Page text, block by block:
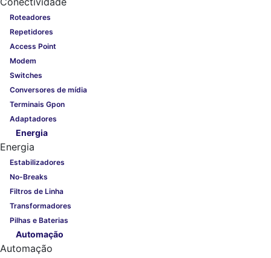
Roteadores
Repetidores
Access Point
Modem
Switches
Conversores de mídia
Terminais Gpon
Adaptadores
Energia
Energia
Estabilizadores
No-Breaks
Filtros de Linha
Transformadores
Pilhas e Baterias
Automação
Automação